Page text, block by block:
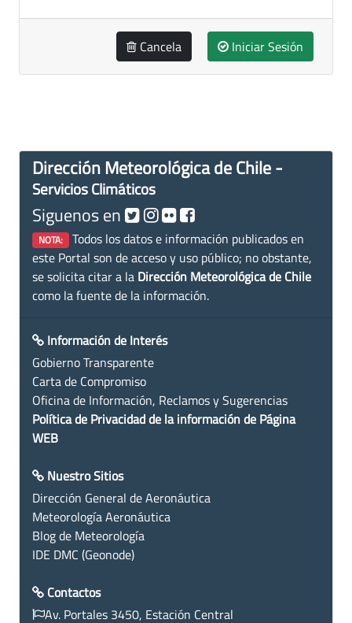
Cancela Iniciar Sesión
Dirección Meteorológica de Chile -
Servicios Climáticos
Siguenos en
NOTA: Todos los datos e información publicados en
este Portal son de acceso y uso público; no obstante,
se solicita citar a la Dirección Meteorológica de Chile
como la fuente de la información.
Información de Interés
Gobierno Transparente
Carta de Compromiso
Oficina de Información, Reclamos y Sugerencias
Política de Privacidad de la información de Página
WEB
Nuestro Sitios
Dirección General de Aeronáutica
Meteorología Aeronáutica
Blog de Meteorología
IDE DMC (Geonode)
Contactos
Av. Portales 3450, Estación Central